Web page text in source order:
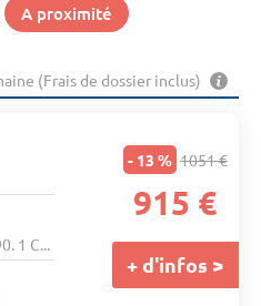
A proximité
(Frais de dossier inclus)
1 C...
- 13 % 1051 €
915 €
+ d'infos >